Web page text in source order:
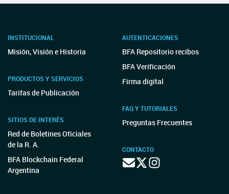
INSTITUCIONAL
Misión, Visión e Historia
PRODUCTOS Y SERVICIOS
Tarifas de Publicación
SITIOS DE INTERÉS
Red de Boletines Oficiales
de la R. A.
BFA Blockchain Federal
Argentina
AUTENTICACIONES
BFA Repositorio recibos
BFA Verificación
Firma digital
FAQ Y TUTORIALES
Preguntas Frecuentes
CONTACTO